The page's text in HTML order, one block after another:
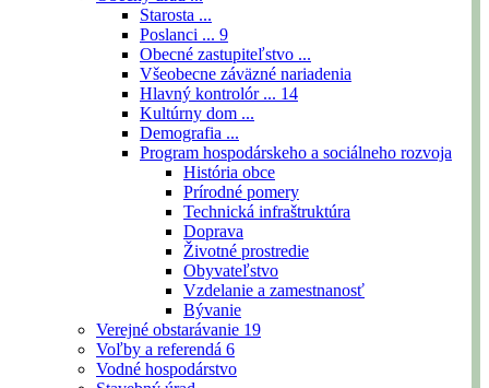
Starosta ...
Poslanci ... 9
Obecné zastupiteľstvo ...
Všeobecne záväzné nariadenia
Hlavný kontrolór ... 14
Kultúrny dom ...
Demografia ...
Program hospodárskeho a sociálneho rozvoja
História obce
Prírodné pomery
Technická infraštruktúra
Doprava
Životné prostredie
Obyvateľstvo
Vzdelanie a zamestnanosť
Bývanie
Verejné obstarávanie 19
Voľby a referendá 6
Vodné hospodárstvo